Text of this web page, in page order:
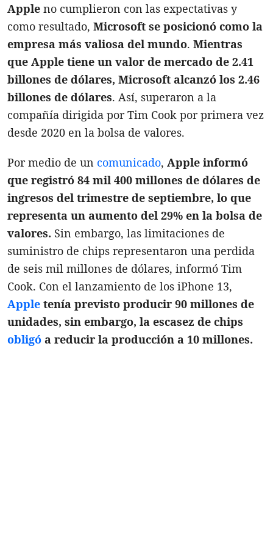
Apple no cumplieron con las expectativas y
como resultado, Microsoft se posicionó como la
empresa más valiosa del mundo. Mientras
que Apple tiene un valor de mercado de 2.41
billones de dólares, Microsoft alcanzó los 2.46
billones de dólares. Así, superaron a la
compañía dirigida por Tim Cook por primera vez
desde 2020 en la bolsa de valores.
Por medio de un comunicado, Apple informó
que registró 84 mil 400 millones de dólares de
ingresos del trimestre de septiembre, lo que
representa un aumento del 29% en la bolsa de
valores. Sin embargo, las limitaciones de
suministro de chips representaron una perdida
de seis mil millones de dólares, informó Tim
Cook. Con el lanzamiento de los iPhone 13,
Apple tenía previsto producir 90 millones de
unidades, sin embargo, la escasez de chips
obligó a reducir la producción a 10 millones.